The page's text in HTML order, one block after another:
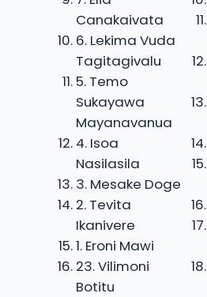
Canakaivata
6. Lekima Vuda
Tagitagivalu
5. Temo
Sukayawa
Mayanavanua
4. Isoa
Nasilasila
3. Mesake Doge
2. Tevita
Ikanivere
1. Eroni Mawi
23. Vilimoni
Botitu